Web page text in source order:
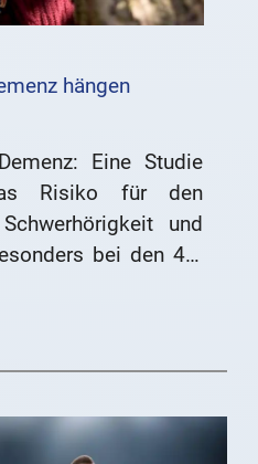
hängen
Eine Studie
Risiko für den
und
bei den 45-
und
eng verknüpft.Im